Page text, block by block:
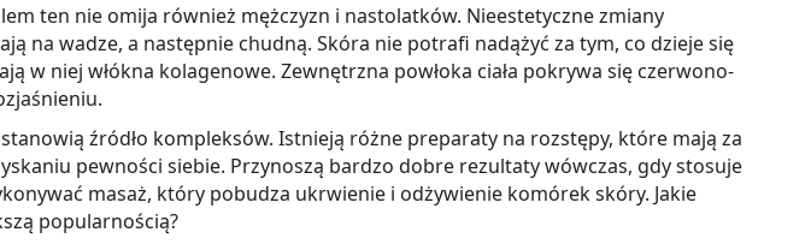
ten nie omija również mężczyzn i nastolatków. Nieestetyczne zmiany
na wadze, a następnie chudną. Skóra nie potrafi nadążyć za tym, co dzieje się
w niej włókna kolagenowe. Zewnętrzna powłoka ciała pokrywa się czerwono-
źródło kompleksów. Istnieją różne preparaty na rozstępy, które mają za
pewności siebie. Przynoszą bardzo dobre rezultaty wówczas, gdy stosuje
masaż, który pobudza ukrwienie i odżywienie komórek skóry. Jakie
popularnością?